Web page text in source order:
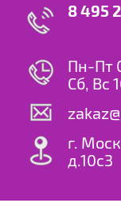
8 495
Пн-Пт
Сб, Вс
г.
д.10с3